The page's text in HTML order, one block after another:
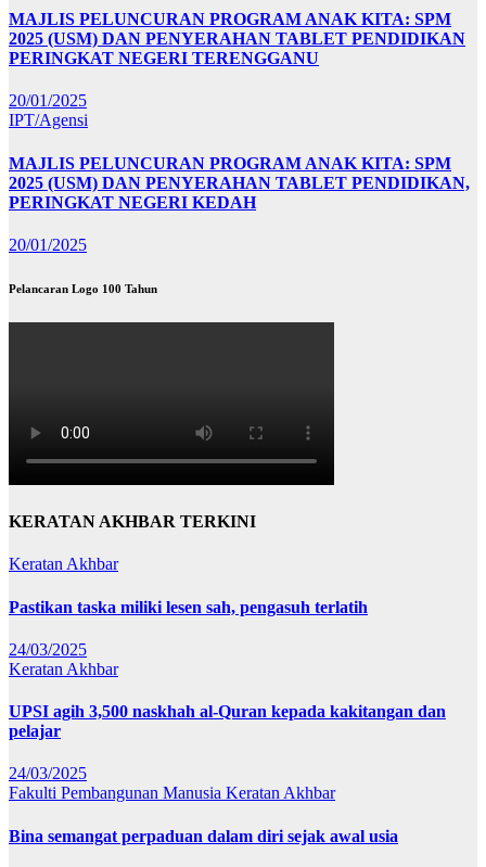
MAJLIS PELUNCURAN PROGRAM ANAK KITA: SPM
2025 (USM) DAN PENYERAHAN TABLET PENDIDIKAN
PERINGKAT NEGERI TERENGGANU
20/01/2025
IPT/Agensi
MAJLIS PELUNCURAN PROGRAM ANAK KITA: SPM
2025 (USM) DAN PENYERAHAN TABLET PENDIDIKAN,
PERINGKAT NEGERI KEDAH
20/01/2025
Pelancaran Logo 100 Tahun
KERATAN AKHBAR TERKINI
Keratan Akhbar
Pastikan taska miliki lesen sah, pengasuh terlatih
24/03/2025
Keratan Akhbar
UPSI agih 3,500 naskhah al-Quran kepada kakitangan dan
pelajar
24/03/2025
Fakulti Pembangunan Manusia Keratan Akhbar
Bina semangat perpaduan dalam diri sejak awal usia